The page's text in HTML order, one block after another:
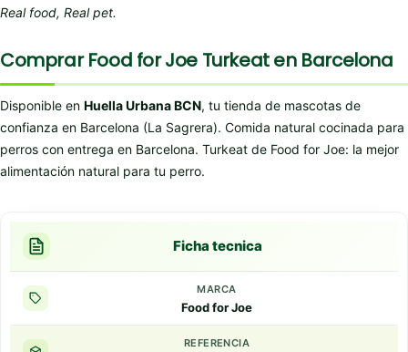
Real food, Real pet.
Comprar Food for Joe Turkeat en Barcelona
Disponible en Huella Urbana BCN, tu tienda de mascotas de
confianza en Barcelona (La Sagrera). Comida natural cocinada para
perros con entrega en Barcelona. Turkeat de Food for Joe: la mejor
alimentación natural para tu perro.
Ficha tecnica
MARCA
Food for Joe
REFERENCIA